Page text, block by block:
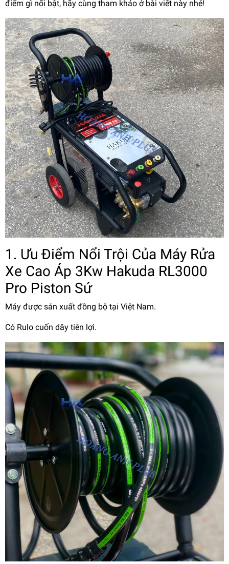
điểm gì nổi bật, hãy cùng tham khảo ở bài viết này nhé!
1. Ưu Điểm Nổi Trội Của Máy Rửa
Xe Cao Áp 3Kw Hakuda RL3000
Pro Piston Sứ
Máy được sản xuất đồng bộ tại Việt Nam.
Có Rulo cuốn dây tiên lợi.